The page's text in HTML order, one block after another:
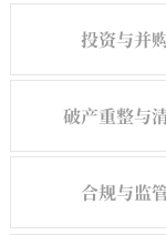
投资与并
破产重整与
合规与监